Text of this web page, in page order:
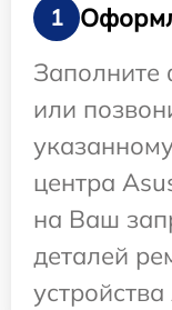
1
Заполните
или
центра
на Ваш
деталей